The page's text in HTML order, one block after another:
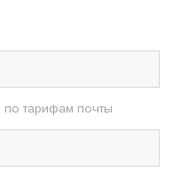
по тарифам почты